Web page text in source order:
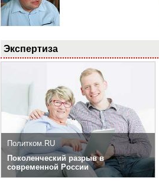
Экспертиза
Политком.RU
Поколенческий разрыв в
современной России